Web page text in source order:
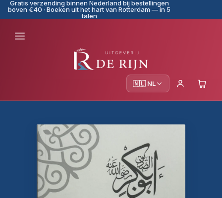
Gratis verzending binnen Nederland bij bestellingen
boven €40 · Boeken uit het hart van Rotterdam — in 5
talen
🇳🇱 NL